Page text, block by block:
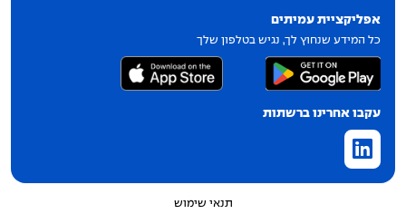
אפליקציית עמיתים
כל המידע שנחוץ לך, נגיש בטלפון שלך
עקבו אחרינו ברשתות
תנאי שימוש